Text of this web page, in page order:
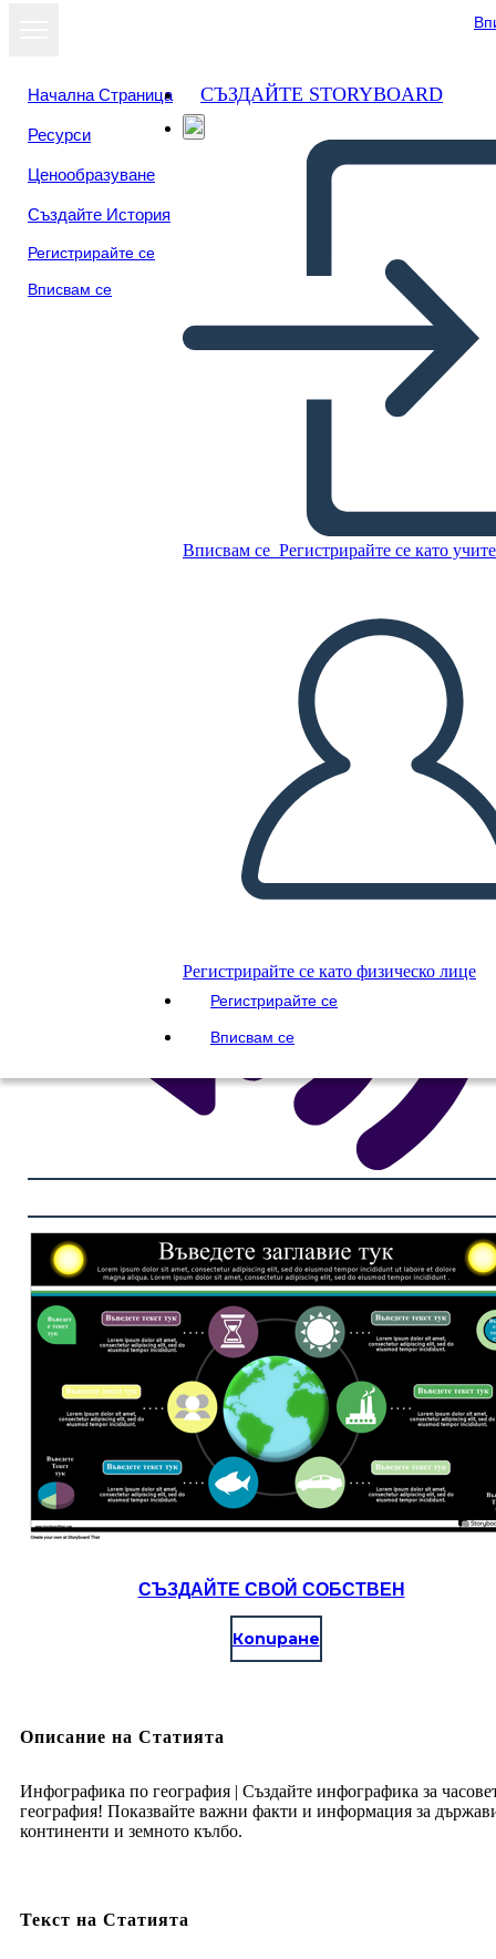
Начална Страница
Ресурси
Ценообразуване
Създайте История
Регистрирайте се
Вписвам се
СЪЗДАЙТЕ STORYBOARD
Вписвам се Регистрирайте се като
Регистрирайте се като физическо лице
Регистрирайте се
Вписвам се
СЪЗДАЙТЕ СЦЕНАРИЙ
ПУСКАНЕ НА СЛАЙДШОУ
ЧЕТИ МИ
Преглед като
слайдшоу
СЪЗДАЙТЕ СВОЙ СОБСТВЕН
Копиране
Описание на Статията
Инфографика по география | Създайте инфографика за
география! Показвайте важни факти и информация за
континенти и земното кълбо.
Текст на Статията